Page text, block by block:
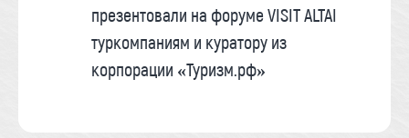
презентовали на форуме VISIT ALTAI
туркомпаниям и куратору из
корпорации «Туризм.рф»